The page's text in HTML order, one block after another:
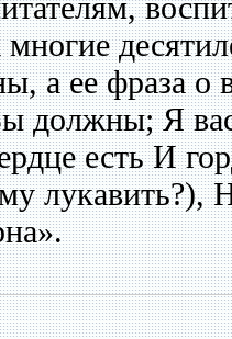
а ее фраза
должны; Я
есть И
лукавить?),